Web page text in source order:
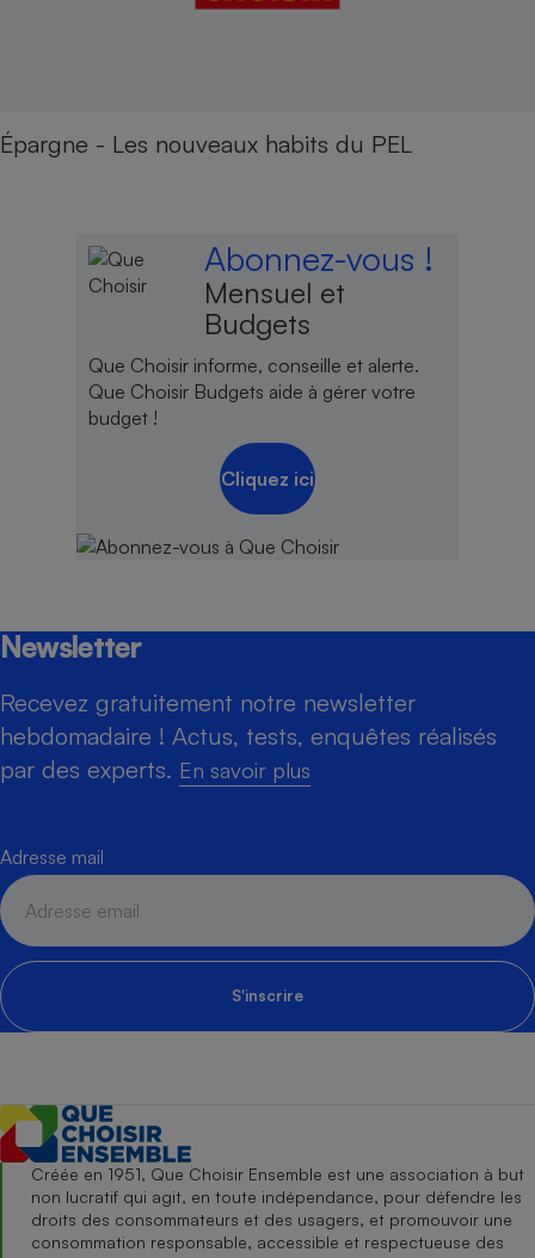
Épargne - Les nouveaux habits du PEL
Abonnez-vous !
Mensuel et
Budgets
Que Choisir informe, conseille et alerte.
Que Choisir Budgets aide à gérer votre
budget !
Cliquez ici
Newsletter
Recevez gratuitement notre newsletter
hebdomadaire ! Actus, tests, enquêtes réalisés
par des experts. En savoir plus
Adresse mail
S'inscrire
Créée en 1951, Que Choisir Ensemble est une association à but
non lucratif qui agit, en toute indépendance, pour défendre les
droits des consommateurs et des usagers, et promouvoir une
consommation responsable, accessible et respectueuse des